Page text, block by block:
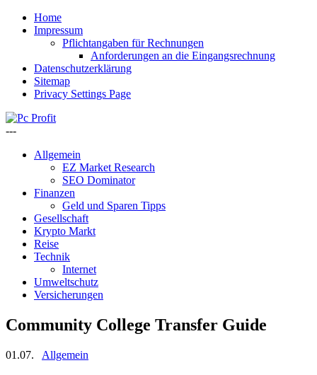
Home
Impressum
Pflichtangaben für Rechnungen
Anforderungen an die Eingangsrechnung
Datenschutzerklärung
Sitemap
Privacy Settings Page
---
Allgemein
EZ Market Research
SEO Dominator
Finanzen
Geld und Sparen Tipps
Gesellschaft
Krypto Markt
Reise
Technik
Internet
Umweltschutz
Versicherungen
Community College Transfer Guide
01.07. Allgemein